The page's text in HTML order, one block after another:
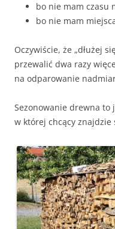
bo nie mam czasu
bo nie mam
Oczywiście, że „dłużej
przewalić dwa razy
na odparowanie
Sezonowanie drewna to
w której chcący